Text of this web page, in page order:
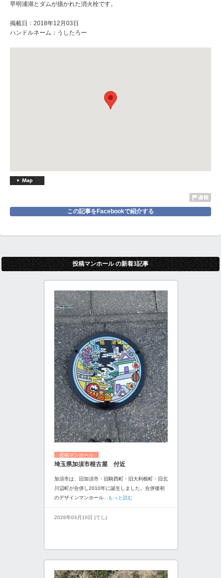
早明浦湖とダムが描かれた消火栓です。
掲載日：2018年12月03日
ハンドルネーム：うしたろー
この記事をFacebookで紹介する
投稿マンホール の新着3記事
投稿マンホール
埼玉県加須市根古屋 付近
加須市は、旧加須市・旧騎西町・旧大利根町・旧北
川辺町が合併し2010年に誕生しました。合併後初
のデザインマンホール ...もっと読む
2026年03月10日 (てし)